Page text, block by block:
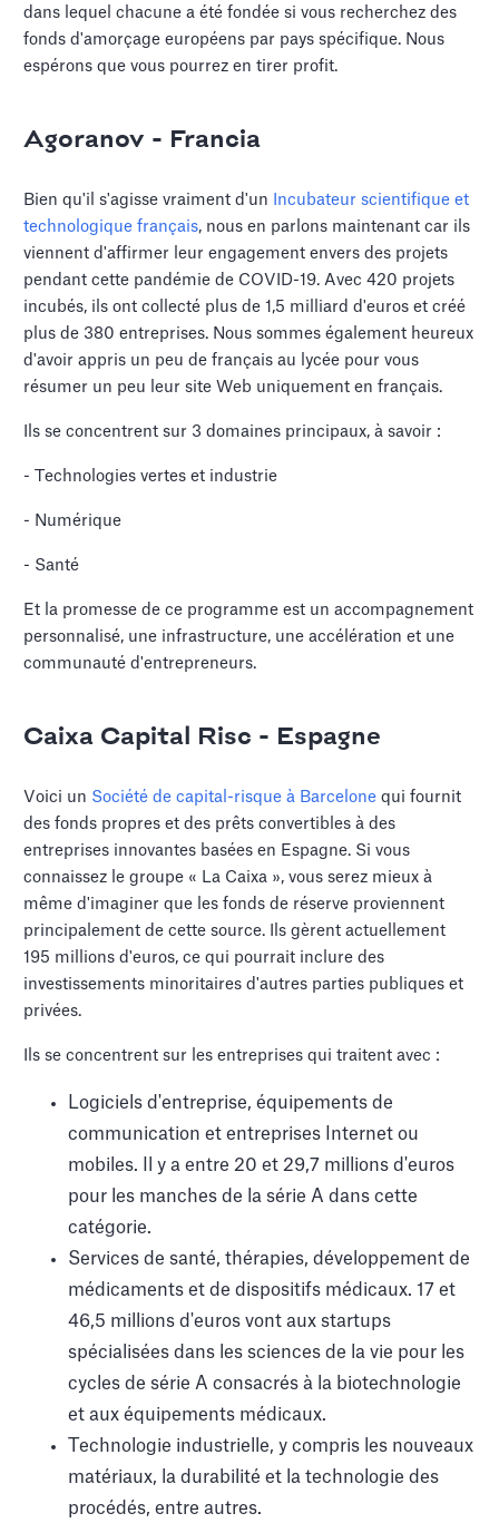
dans lequel chacune a été fondée si vous recherchez des
fonds d'amorçage européens par pays spécifique. Nous
espérons que vous pourrez en tirer profit.
Agoranov - Francia
Bien qu'il s'agisse vraiment d'un
Incubateur scientifique et
technologique français, nous en parlons maintenant car ils
viennent d'affirmer leur engagement envers des projets
pendant cette pandémie de COVID-19. Avec 420 projets
incubés, ils ont collecté plus de 1,5 milliard d'euros et créé
plus de 380 entreprises. Nous sommes également heureux
d'avoir appris un peu de français au lycée pour vous
résumer un peu leur site Web uniquement en français.
Ils se concentrent sur 3 domaines principaux, à savoir :
- Technologies vertes et industrie
- Numérique
- Santé
Et la promesse de ce programme est un accompagnement
personnalisé, une infrastructure, une accélération et une
communauté d'entrepreneurs.
Caixa Capital Risc - Espagne
Voici un Société de capital-risque à Barcelone qui fournit
des fonds propres et des prêts convertibles à des
entreprises innovantes basées en Espagne. Si vous
connaissez le groupe « La Caixa », vous serez mieux à
même d'imaginer que les fonds de réserve proviennent
principalement de cette source. Ils gèrent actuellement
195 millions d'euros, ce qui pourrait inclure des
investissements minoritaires d'autres parties publiques et
privées.
Ils se concentrent sur les entreprises qui traitent avec :
Logiciels d'entreprise, équipements de
communication et entreprises Internet ou
mobiles. Il y a entre 20 et 29,7 millions d'euros
pour les manches de la série A dans cette
catégorie.
Services de santé, thérapies, développement de
médicaments et de dispositifs médicaux. 17 et
46,5 millions d'euros vont aux startups
spécialisées dans les sciences de la vie pour les
cycles de série A consacrés à la biotechnologie
et aux équipements médicaux.
Technologie industrielle, y compris les nouveaux
matériaux, la durabilité et la technologie des
procédés, entre autres.